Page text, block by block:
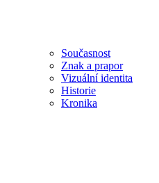
Současnost
Znak a prapor
Vizuální identita
Historie
Kronika